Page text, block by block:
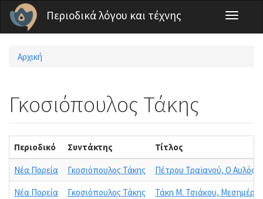
Παράκαμψη προς το κυρίως περιεχόμενο
Περιοδικά λόγου και τέχνης
Toggle
Είστε εδώ
Αρχική
Γκοσιόπουλος Τάκης
Περιοδικό Συντάκτης Τίτλος
Νέα Πορεία Γκοσιόπουλος Τάκης
Πέτρου Τραϊανού, Ο Αυλός
Νέα Πορεία
Γκοσιόπουλος Τάκης
Τάκη Μ. Τσιάκου,